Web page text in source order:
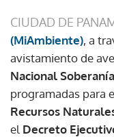
CIUDAD DE
(MiAmbiente), a
avistamiento de
Nacional Soberanía
programadas para
Recursos
el Decreto